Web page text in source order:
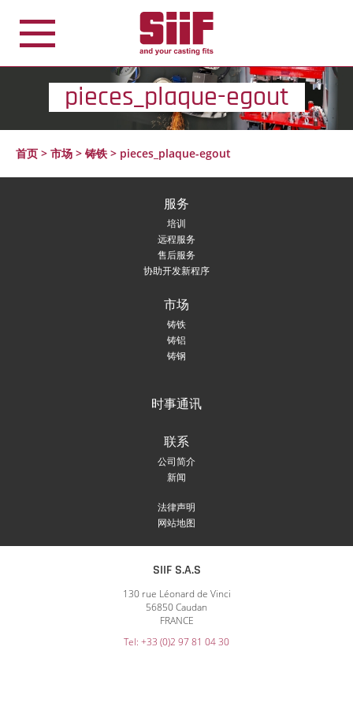
pieces_plaque-egout
首页 > 市场 > 铸铁 > pieces_plaque-egout
服务
培训
远程服务
售后服务
协助开发新程序
市场
铸铁
铸铝
铸钢
时事通讯
联系
公司简介
新闻
法律声明
网站地图
SIIF S.A.S
130 rue Léonard de Vinci
56850 Caudan
FRANCE
Tel: +33 (0)2 97 81 04 30